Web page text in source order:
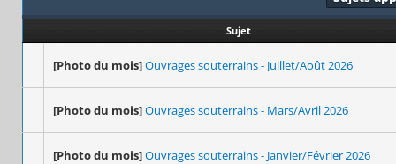
Sujet
[Photo du mois]Ouvrages souterrains - Juillet/Août 2026
[Photo du mois]Ouvrages souterrains - Mars/Avril 2026
[Photo du mois]Ouvrages souterrains - Janvier/Février 2026